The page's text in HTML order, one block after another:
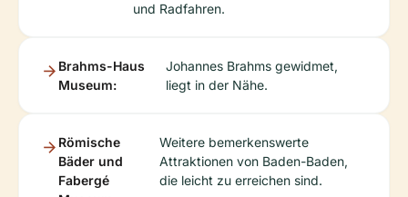
und Radfahren.
Brahms-Haus
Museum:
Johannes Brahms gewidmet,
liegt in der Nähe.
Römische
Bäder und
Fabergé
Weitere bemerkenswerte
Attraktionen von Baden-Baden,
die leicht zu erreichen sind.